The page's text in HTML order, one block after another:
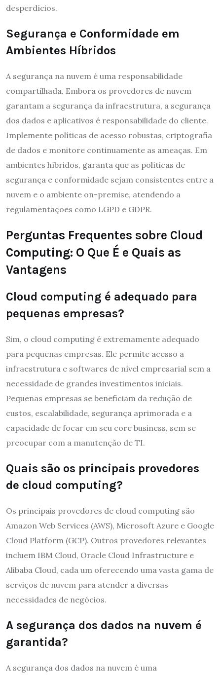
desperdícios.
Segurança e Conformidade em
Ambientes Híbridos
A segurança na nuvem é uma responsabilidade
compartilhada. Embora os provedores de nuvem
garantam a segurança da infraestrutura, a segurança
dos dados e aplicativos é responsabilidade do cliente.
Implemente políticas de acesso robustas, criptografia
de dados e monitore continuamente as ameaças. Em
ambientes híbridos, garanta que as políticas de
segurança e conformidade sejam consistentes entre a
nuvem e o ambiente on-premise, atendendo a
regulamentações como LGPD e GDPR.
Perguntas Frequentes sobre Cloud
Computing: O Que É e Quais as
Vantagens
Cloud computing é adequado para
pequenas empresas?
Sim, o cloud computing é extremamente adequado
para pequenas empresas. Ele permite acesso a
infraestrutura e softwares de nível empresarial sem a
necessidade de grandes investimentos iniciais.
Pequenas empresas se beneficiam da redução de
custos, escalabilidade, segurança aprimorada e a
capacidade de focar em seu core business, sem se
preocupar com a manutenção de TI.
Quais são os principais provedores
de cloud computing?
Os principais provedores de cloud computing são
Amazon Web Services (AWS), Microsoft Azure e Google
Cloud Platform (GCP). Outros provedores relevantes
incluem IBM Cloud, Oracle Cloud Infrastructure e
Alibaba Cloud, cada um oferecendo uma vasta gama de
serviços de nuvem para atender a diversas
necessidades de negócios.
A segurança dos dados na nuvem é
garantida?
A segurança dos dados na nuvem é uma